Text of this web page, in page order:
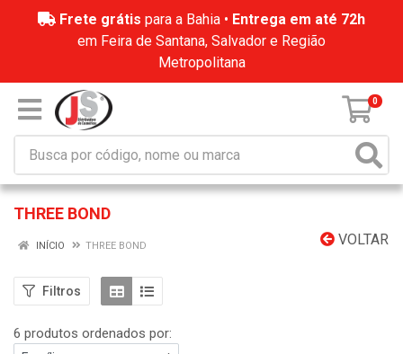
Frete grátis para a Bahia • Entrega em até 72h
em Feira de Santana, Salvador e Região
Metropolitana
0
THREE BOND
VOLTAR
INÍCIO THREE BOND
Filtros
6 produtos ordenados por: